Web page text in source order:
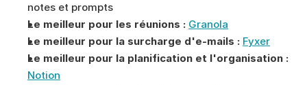
notes et prompts
Le meilleur pour les réunions : Granola
Le meilleur pour la surcharge d'e-mails : Fyxer
Le meilleur pour la planification et l'organisation :
Notion